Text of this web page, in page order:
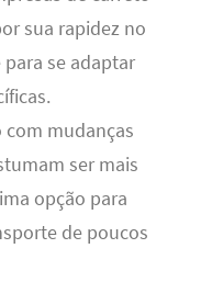
sua rapidez no
se adaptar
com mudanças
ser mais
opção para
de poucos